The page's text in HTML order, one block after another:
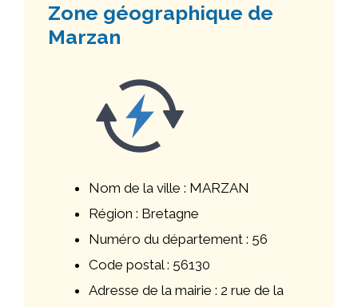
Zone géographique de
Marzan
Nom de la ville : MARZAN
Région : Bretagne
Numéro du département : 56
Code postal : 56130
Adresse de la mairie : 2 rue de la